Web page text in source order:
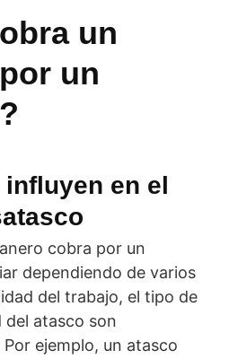
un
un
en el
cobra por un
dependiendo de varios
del trabajo, el tipo de
del atasco son
ejemplo, un atasco